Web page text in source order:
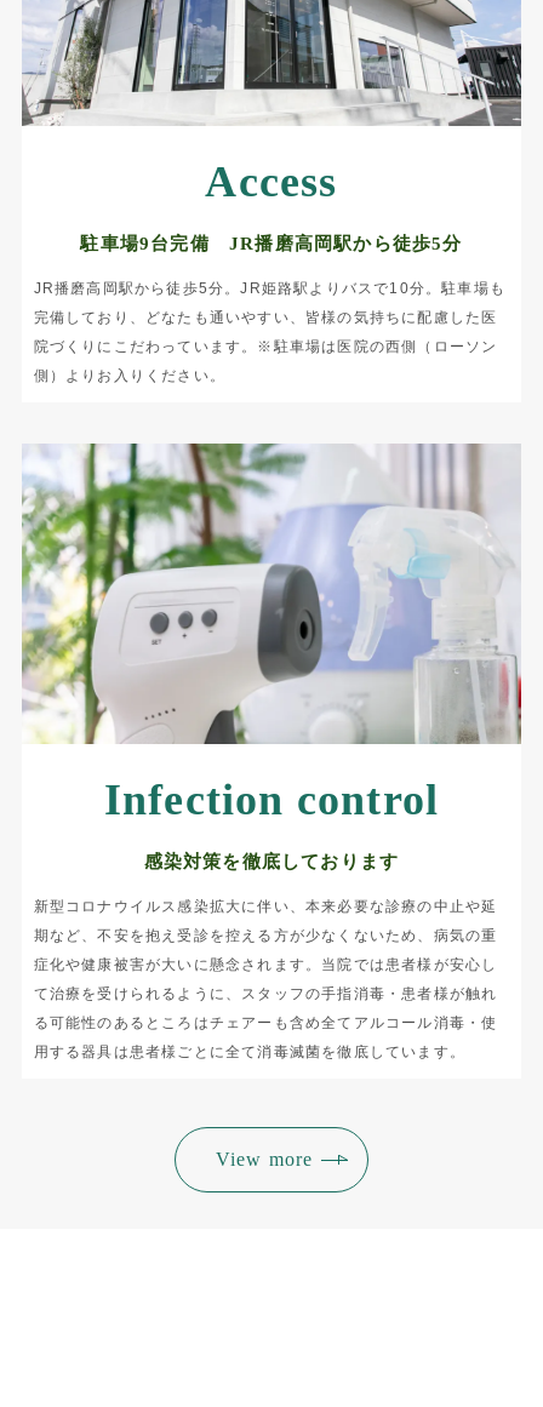
Access
駐車場9台完備 JR播磨高岡駅から徒歩5分
JR播磨高岡駅から徒歩5分。JR姫路駅よりバスで10分。駐車場も
完備しており、どなたも通いやすい、皆様の気持ちに配慮した医
院づくりにこだわっています。※駐車場は医院の西側（ローソン
側）よりお入りください。
Infection control
感染対策を徹底しております
新型コロナウイルス感染拡大に伴い、本来必要な診療の中止や延
期など、不安を抱え受診を控える方が少なくないため、病気の重
症化や健康被害が大いに懸念されます。当院では患者様が安心し
て治療を受けられるように、スタッフの手指消毒・患者様が触れ
る可能性のあるところはチェアーも含め全てアルコール消毒・使
用する器具は患者様ごとに全て消毒滅菌を徹底しています。
View more